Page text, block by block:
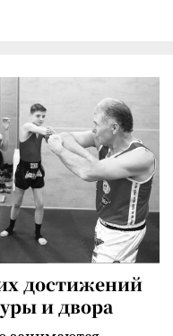
достижений
и двора